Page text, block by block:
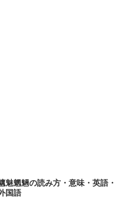
魅魍魎の読み方・意味・英語・
国語